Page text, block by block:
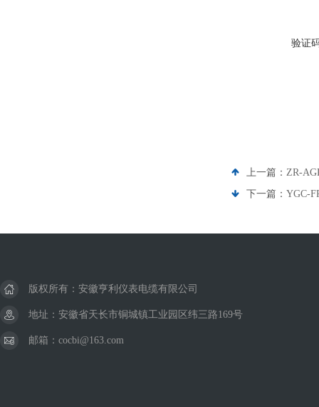
验证
上一篇： ZR-
下一篇： YGC-
版权所有：安徽亨利仪表电缆有限公司
地址：安徽省天长市铜城镇工业园区纬三路169号
邮箱：cocbi@163.com